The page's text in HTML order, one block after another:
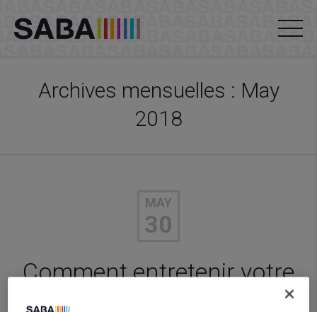
Archives mensuelles : May
2018
MAY
30
Comment entretenir votre